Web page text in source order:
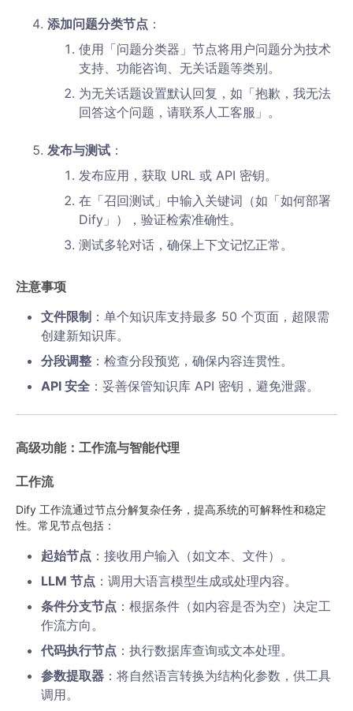
添加问题分类节点 ：
使用「问题分类器」节点将用户问题分为技术
支持、功能咨询、无关话题等类别。
为无关话题设置默认回复，如「抱歉，我无法
回答这个问题，请联系人工客服」。
发布与测试 ：
发布应用，获取 URL 或 API 密钥。
在「召回测试」中输入关键词（如「如何部署
Dify」），验证检索准确性。
测试多轮对话，确保上下文记忆正常。
注意事项
文件限制 ：单个知识库支持最多 50 个页面，超限需
创建新知识库。
分段调整 ：检查分段预览，确保内容连贯性。
API 安全 ：妥善保管知识库 API 密钥，避免泄露。
高级功能：工作流与智能代理
工作流
Dify 工作流通过节点分解复杂任务，提高系统的可解释性和稳定
性。常见节点包括：
起始节点 ：接收用户输入（如文本、文件）。
LLM 节点 ：调用大语言模型生成或处理内容。
条件分支节点 ：根据条件（如内容是否为空）决定工
作流方向。
代码执行节点 ：执行数据库查询或文本处理。
参数提取器 ：将自然语言转换为结构化参数，供工具
调用。